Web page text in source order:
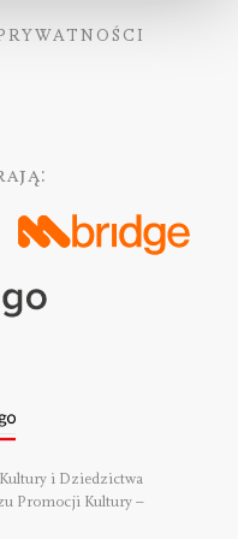
i Dziedzictwa
Promocji Kultury –